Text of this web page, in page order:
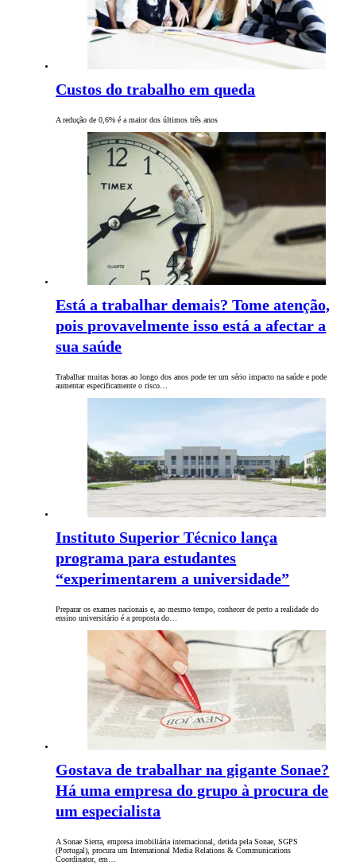
Custos do trabalho em queda
A redução de 0,6% é a maior dos últimos três anos
Está a trabalhar demais? Tome atenção,
pois provavelmente isso está a afectar a
sua saúde
Trabalhar muitas horas ao longo dos anos pode ter um sério impacto na saúde e pode
aumentar especificamente o risco…
Instituto Superior Técnico lança
programa para estudantes
“experimentarem a universidade”
Preparar os exames nacionais e, ao mesmo tempo, conhecer de perto a realidade do
ensino universitário é a proposta do…
Gostava de trabalhar na gigante Sonae?
Há uma empresa do grupo à procura de
um especialista
A Sonae Sierra, empresa imobiliária internacional, detida pela Sonae, SGPS
(Portugal), procura um International Media Relations & Communications
Coordinator, em…